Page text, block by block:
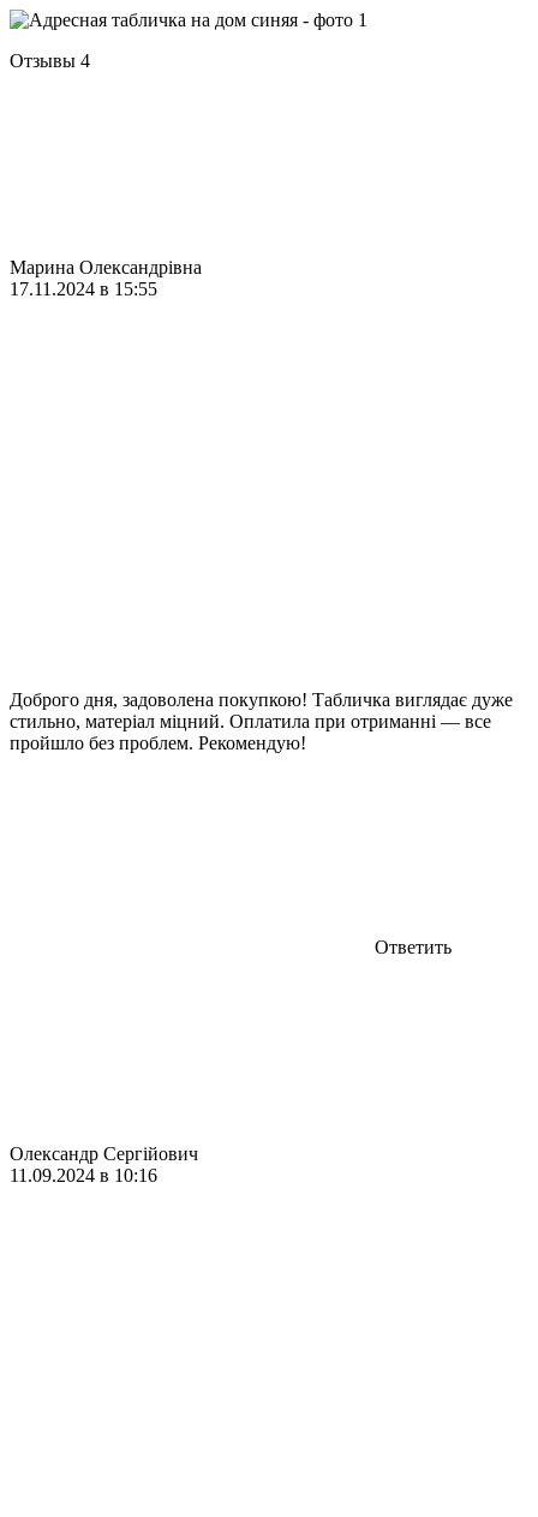
Отзывы 4
Марина Олександрівна
17.11.2024 в 15:55
Доброго дня, задоволена покупкою! Табличка виглядає дуже
стильно, матеріал міцний. Оплатила при отриманні — все
пройшло без проблем. Рекомендую!
Ответить
Олександр Сергійович
11.09.2024 в 10:16